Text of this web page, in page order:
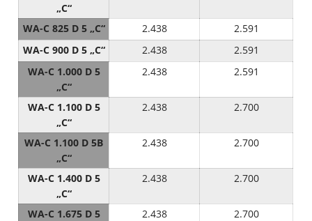
„C“
WA-C 825 D 5 „C“ 2.438
2.591
WA-C 900 D 5 „C“
2.438
2.591
WA-C 1.000 D 5
„C“
2.438 2.591
WA-C 1.100 D 5
„C“
2.438 2.700
WA-C 1.100 D 5B
„C“
2.438 2.700
WA-C 1.400 D 5
„C“
2.438 2.700
WA-C 1.675 D 5
2.438 2.700